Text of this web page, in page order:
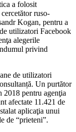
a folosit
ruso-
Kogan, pentru a
utilizatori Facebook
alegerile
privind
de utilizatori
Un purtător
2018 pentru agenţia
afectate 11.421 de
aplicaţia unui
de “prieteni”.